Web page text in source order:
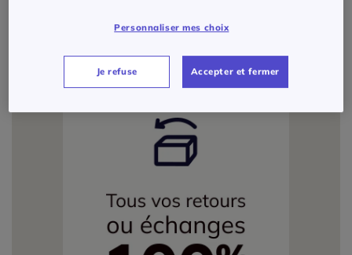
Personnaliser mes choix
Je refuse Accepter et fermer